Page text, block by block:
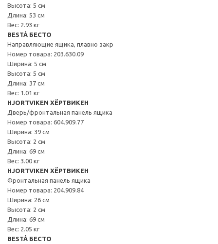
Высота: 5 см
Длина: 53 см
Вес: 2.93 кг
BESTÅ БЕСТО
Направляющие ящика, плавно закр
Номер товара: 203.630.09
Ширина: 5 см
Высота: 5 см
Длина: 37 см
Вес: 1.01 кг
HJORTVIKEN ХЁРТВИКЕН
Дверь/фронтальная панель ящика
Номер товара: 604.909.77
Ширина: 39 см
Высота: 2 см
Длина: 69 см
Вес: 3.00 кг
HJORTVIKEN ХЁРТВИКЕН
Фронтальная панель ящика
Номер товара: 204.909.84
Ширина: 26 см
Высота: 2 см
Длина: 69 см
Вес: 2.05 кг
BESTÅ БЕСТО